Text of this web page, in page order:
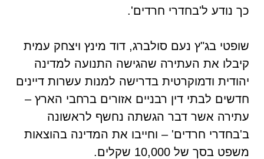
כך נודע ל'בחדרי חרדים'.
שופטי בג"ץ נעם סולברג, דוד מינץ ויצחק עמית
קיבלו את העתירה שהגישה התנועה למדינה
יהודית ודמוקרטית בדרישה למנות עשרות דיינים
חדשים לבתי דין רבניים אזורים ברחבי הארץ –
עתירה אשר דבר הגשתה נחשף לראשונה
ב'בחדרי חרדים' – וחייבו את המדינה בהוצאות
משפט בסך של 10,000 שקלים.